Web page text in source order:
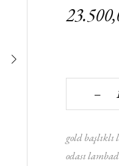
‒
gold
odası